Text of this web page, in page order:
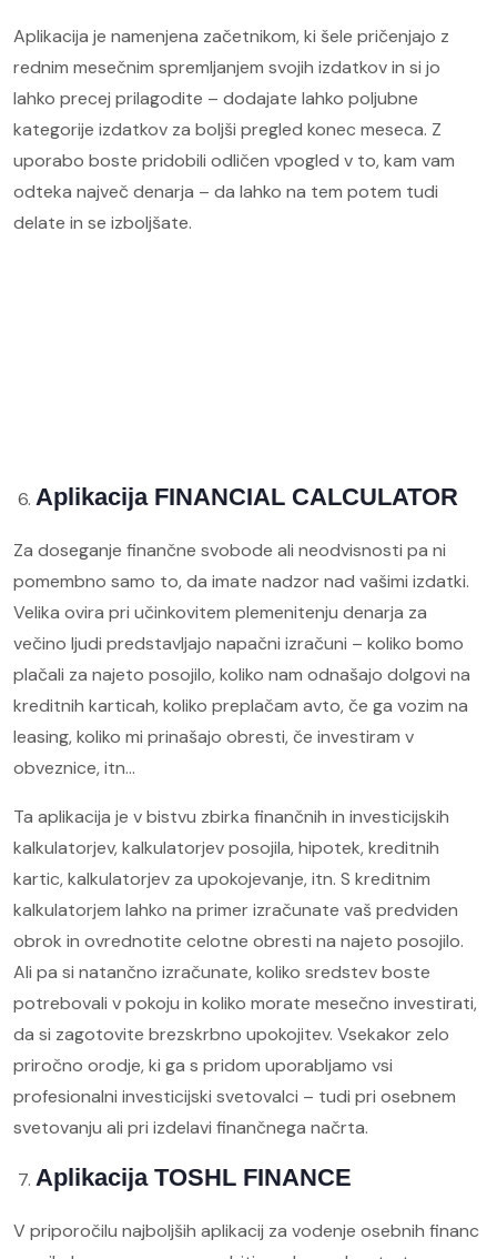
Aplikacija je namenjena začetnikom, ki šele pričenjajo z
rednim mesečnim spremljanjem svojih izdatkov in si jo
lahko precej prilagodite – dodajate lahko poljubne
kategorije izdatkov za boljši pregled konec meseca. Z
uporabo boste pridobili odličen vpogled v to, kam vam
odteka največ denarja – da lahko na tem potem tudi
delate in se izboljšate.
Aplikacija FINANCIAL CALCULATOR
Za doseganje finančne svobode ali neodvisnosti pa ni
pomembno samo to, da imate nadzor nad vašimi izdatki.
Velika ovira pri učinkovitem plemenitenju denarja za
večino ljudi predstavljajo napačni izračuni – koliko bomo
plačali za najeto posojilo, koliko nam odnašajo dolgovi na
kreditnih karticah, koliko preplačam avto, če ga vozim na
leasing, koliko mi prinašajo obresti, če investiram v
obveznice, itn…
Ta aplikacija je v bistvu zbirka finančnih in investicijskih
kalkulatorjev, kalkulatorjev posojila, hipotek, kreditnih
kartic, kalkulatorjev za upokojevanje, itn. S kreditnim
kalkulatorjem lahko na primer izračunate vaš predviden
obrok in ovrednotite celotne obresti na najeto posojilo.
Ali pa si natančno izračunate, koliko sredstev boste
potrebovali v pokoju in koliko morate mesečno investirati,
da si zagotovite brezskrbno upokojitev. Vsekakor zelo
priročno orodje, ki ga s pridom uporabljamo vsi
profesionalni investicijski svetovalci – tudi pri osebnem
svetovanju ali pri izdelavi finančnega načrta.
Aplikacija TOSHL FINANCE
V priporočilu najboljših aplikacij za vodenje osebnih financ